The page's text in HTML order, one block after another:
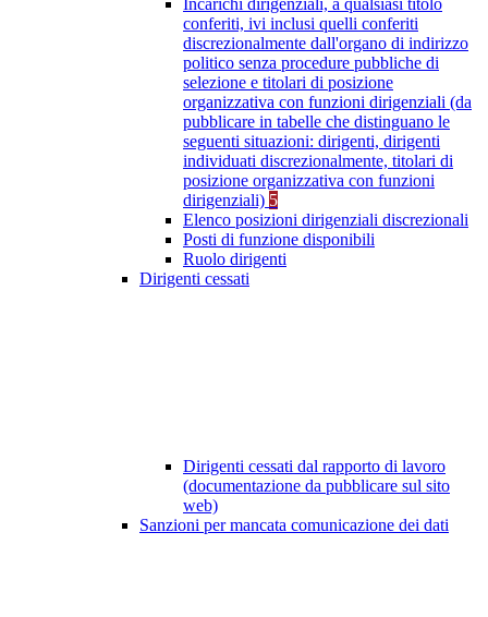
Incarichi dirigenziali, a qualsiasi titolo
conferiti, ivi inclusi quelli conferiti
discrezionalmente dall'organo di indirizzo
politico senza procedure pubbliche di
selezione e titolari di posizione
organizzativa con funzioni dirigenziali (da
pubblicare in tabelle che distinguano le
seguenti situazioni: dirigenti, dirigenti
individuati discrezionalmente, titolari di
posizione organizzativa con funzioni
dirigenziali) 5
Elenco posizioni dirigenziali discrezionali
Posti di funzione disponibili
Ruolo dirigenti
Dirigenti cessati
Dirigenti cessati dal rapporto di lavoro
(documentazione da pubblicare sul sito
web)
Sanzioni per mancata comunicazione dei dati